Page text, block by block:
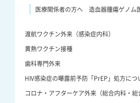
医療関係者の方へ 造血器腫瘍ゲノム
渡航ワクチン外来（感染症内科）
黄熱ワクチン接種
歯科専門外来
HIV感染症の曝露前予防「PrEP」処方につ
コロナ・アフターケア外来（総合内科・総